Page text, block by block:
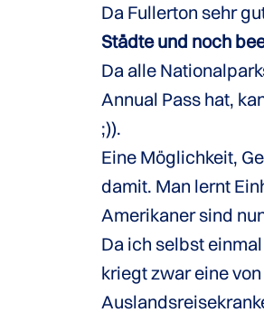
Da Fullerton sehr
Städte und noch
Da alle
Annual Pass hat,
;)).
Eine Möglichkeit,
damit. Man lernt
Amerikaner sind
Da ich selbst
kriegt zwar eine